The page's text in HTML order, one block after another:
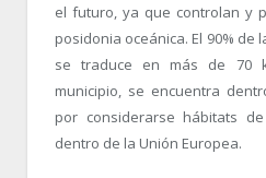
el futuro, ya que controlan y
posidonia oceánica. El 90% de
se traduce en más de 70
municipio, se encuentra
por considerarse hábitats
dentro de la Unión Europea.